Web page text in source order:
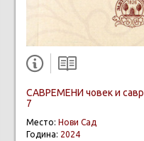
САВРЕМЕНИ човек и
7
Место: Нови Сад
Година: 2024